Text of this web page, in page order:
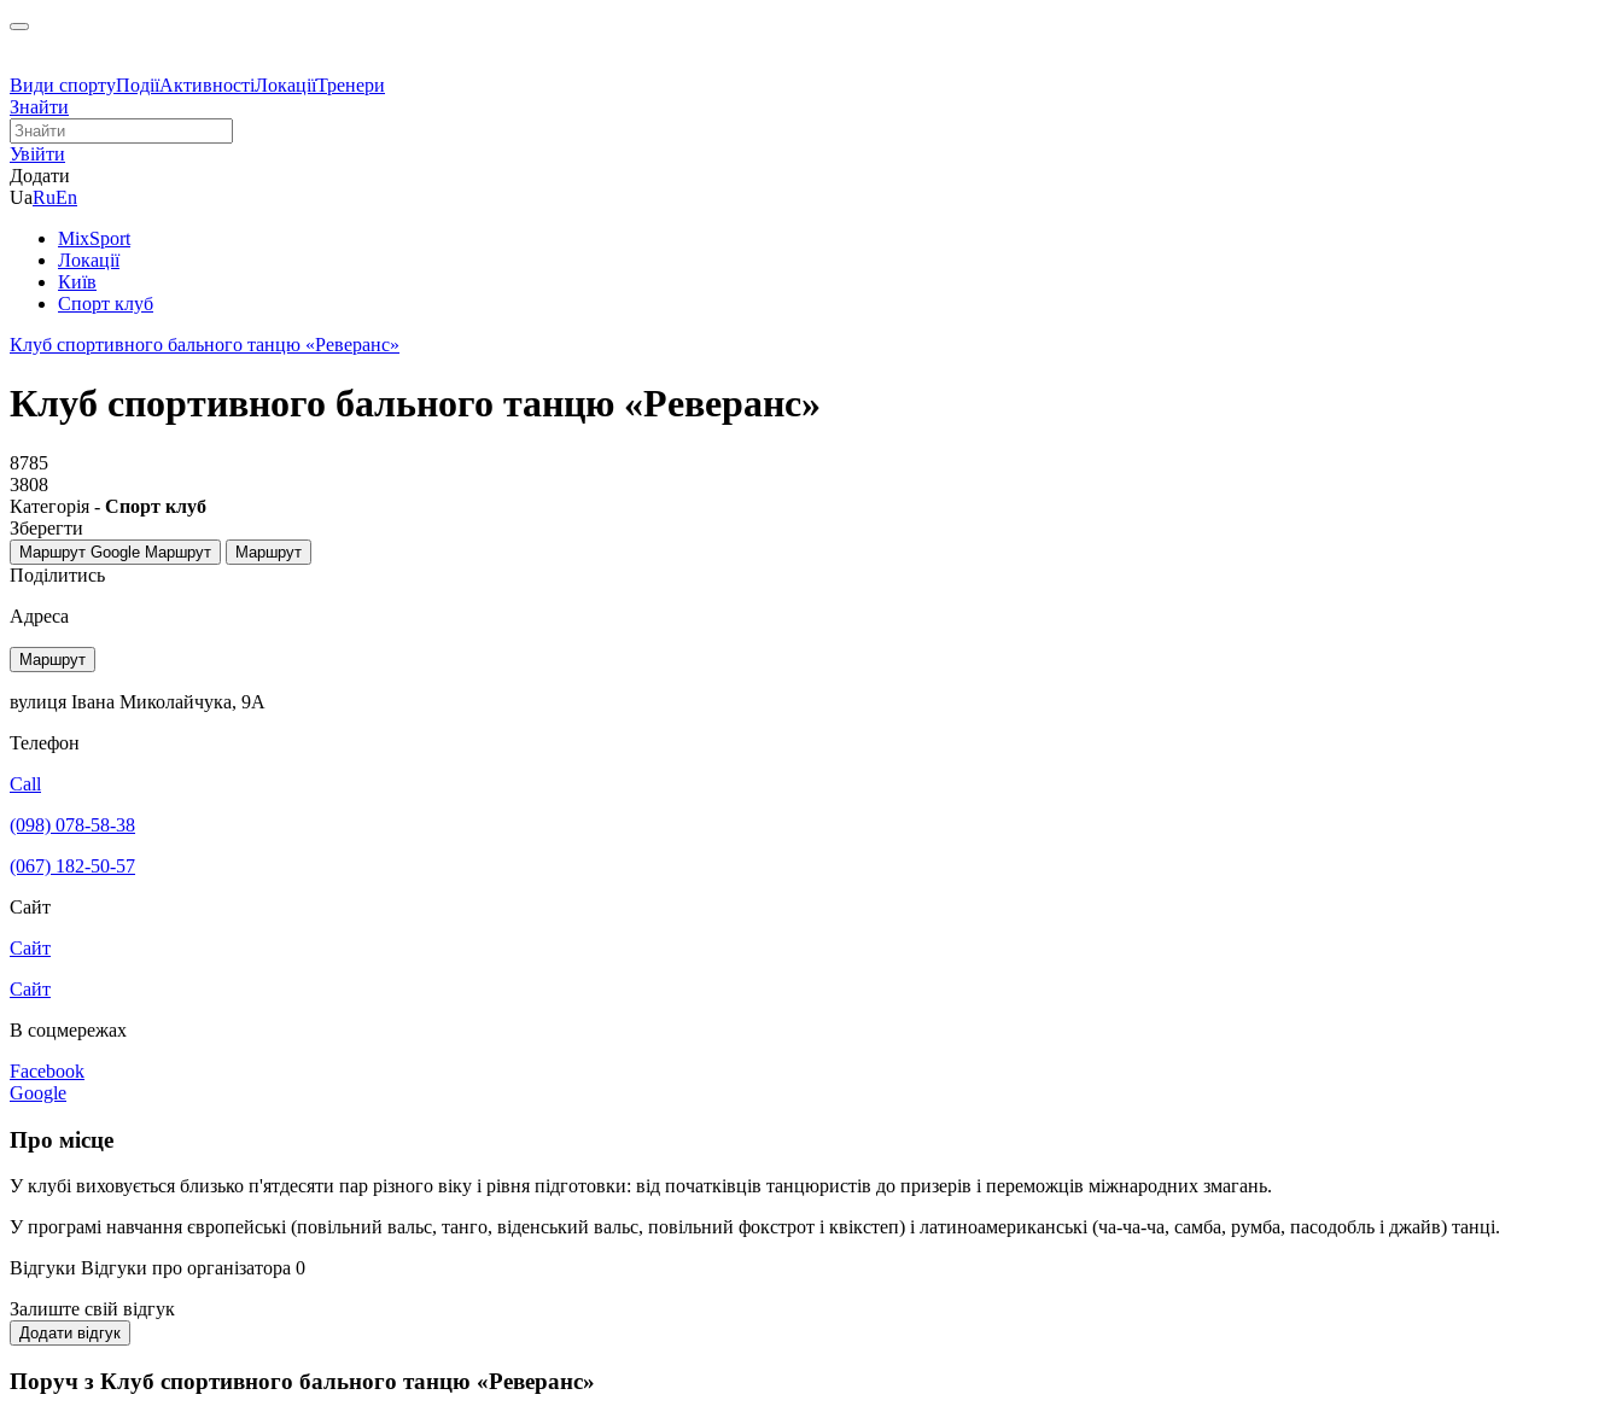
Види спортуПодіїАктивностіЛокаціїТренери
Знайти
Увійти
Додати
UaRuEn
MixSport
Локації
Київ
Спорт клуб
Клуб спортивного бального танцю «Реверанс»
Клуб спортивного бального танцю «Реверанс»
8785
3808
Категорія - Спорт клуб
Зберегти
Маршрут Google Маршрут Маршрут
Поділитись
Адреса
Маршрут
вулиця Івана Миколайчука, 9А
Телефон
Call
(098) 078-58-38
(067) 182-50-57
Сайт
Сайт
Сайт
В соцмережах
Facebook
Google
Про місце
У клубі виховується близько п'ятдесяти пар різного віку і рівня підготовки: від початківців танцюристів до призерів і переможців міжнародних змагань.
У програмі навчання європейські (повільний вальс, танго, віденський вальс, повільний фокстрот і квікстеп) і латиноамериканські (ча-ча-ча, самба, румба, пасодобль і джайв) танці.
Відгуки Відгуки про організатора 0
Залиште свій відгук
Додати відгук
Поруч з Клуб спортивного бального танцю «Реверанс»